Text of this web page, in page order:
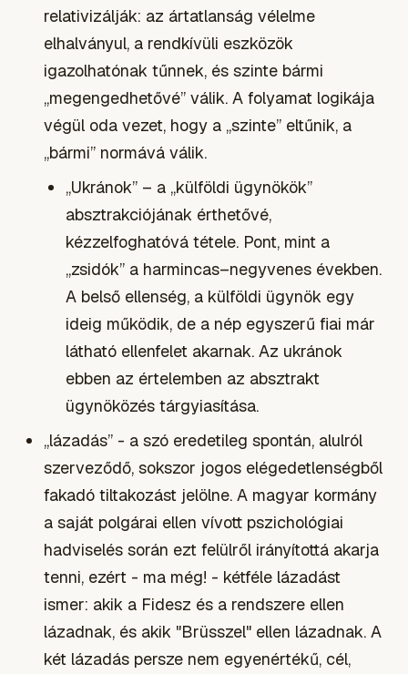
relativizálják: az ártatlanság vélelme
elhalványul, a rendkívüli eszközök
igazolhatónak tűnnek, és szinte bármi
„megengedhetővé” válik. A folyamat logikája
végül oda vezet, hogy a „szinte” eltűnik, a
„bármi” normává válik.
„Ukránok” – a „külföldi ügynökök”
absztrakciójának érthetővé,
kézzelfoghatóvá tétele. Pont, mint a
„zsidók” a harmincas–negyvenes években.
A belső ellenség, a külföldi ügynök egy
ideig működik, de a nép egyszerű fiai már
látható ellenfelet akarnak. Az ukránok
ebben az értelemben az absztrakt
ügynöközés tárgyiasítása.
„lázadás” - a szó eredetileg spontán, alulról
szerveződő, sokszor jogos elégedetlenségből
fakadó tiltakozást jelölne. A magyar kormány
a saját polgárai ellen vívott pszichológiai
hadviselés során ezt felülről irányítottá akarja
tenni, ezért - ma még! - kétféle lázadást
ismer: akik a Fidesz és a rendszere ellen
lázadnak, és akik "Brüsszel" ellen lázadnak. A
két lázadás persze nem egyenértékű, cél,